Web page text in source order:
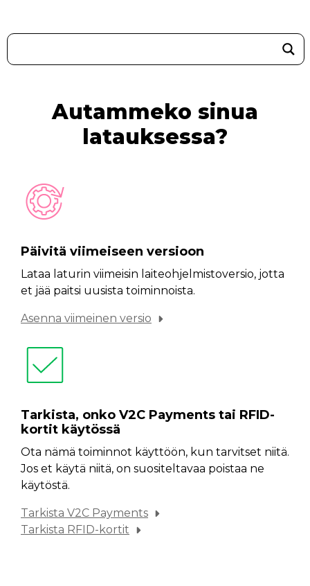
Autammeko sinua
latauksessa?
Päivitä viimeiseen versioon
Lataa laturin viimeisin laiteohjelmistoversio, jotta
et jää paitsi uusista toiminnoista.
Asenna viimeinen versio
Tarkista, onko V2C Payments tai RFID-
kortit käytössä
Ota nämä toiminnot käyttöön, kun tarvitset niitä.
Jos et käytä niitä, on suositeltavaa poistaa ne
käytöstä.
Tarkista V2C Payments
Tarkista RFID-kortit